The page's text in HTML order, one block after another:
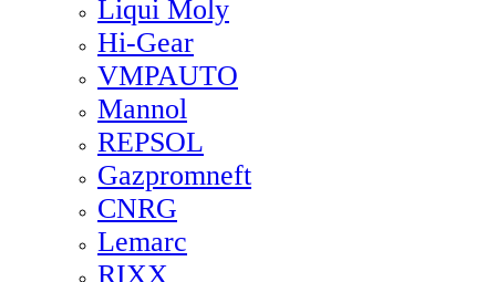
Liqui Moly
Hi-Gear
VMPAUTO
Mannol
REPSOL
Gazpromneft
CNRG
Lemarc
RIXX